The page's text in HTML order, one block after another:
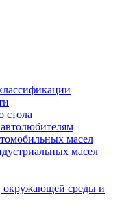
стола
масел
масел
окружающей среды и